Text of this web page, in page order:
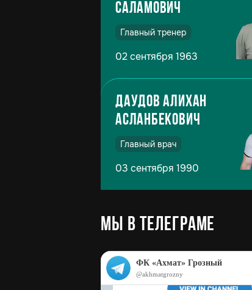
Саламович
Главный тренер
02 сентября 1963
Даудов Алихан
Асланбекович
Главный врач
03 сентября 1990
МЫ в телеграме